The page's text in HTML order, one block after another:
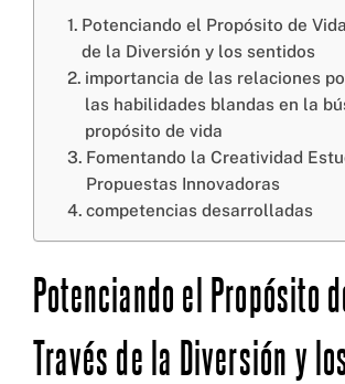
Potenciando el Propósito de
de la Diversión y los sentidos
importancia de las relaciones
las habilidades blandas en la
propósito de vida
Fomentando la Creatividad
Propuestas Innovadoras
competencias desarrolladas
Potenciando el Propósito
Través de la Diversión y
CERTIFICACIONES: